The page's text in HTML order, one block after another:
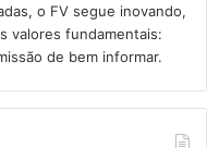
o FV segue inovando,
valores fundamentais:
de bem informar.​